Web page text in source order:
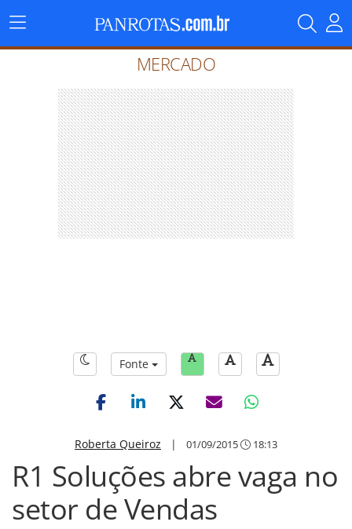
Menu
Principal
MERCADO
Fonte
Roberta Queiroz | 01/09/2015 18:13
R1 Soluções abre vaga no
setor de Vendas